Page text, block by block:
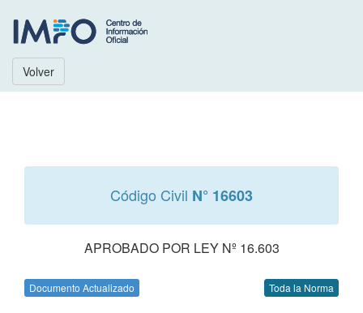
Volver
Código Civil N° 16603
APROBADO POR LEY Nº 16.603
Documento Actualizado Toda la Norma